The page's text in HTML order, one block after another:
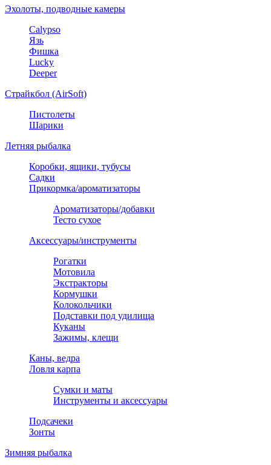
Эхолоты, подводные камеры
Calypso
Язь
Фишка
Lucky
Deeper
Страйкбол (AirSoft)
Пистолеты
Шарики
Летняя рыбалка
Коробки, ящики, тубусы
Садки
Прикормка/ароматизаторы
Ароматизаторы/добавки
Тесто сухое
Аксессуары/инструменты
Рогатки
Мотовила
Экстракторы
Кормушки
Колокольчики
Подставки под удилища
Куканы
Зажимы, клещи
Каны, ведра
Ловля карпа
Сумки и маты
Инструменты и аксессуары
Подсачеки
Зонты
Зимняя рыбалка